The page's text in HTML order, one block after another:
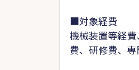
■対象経費
機械装置等経
費、研修費、